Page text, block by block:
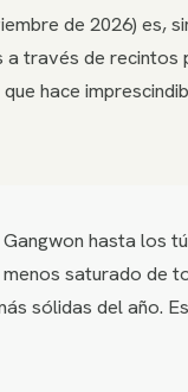
de 2026) es,
través de recintos
hace
hasta los
saturado de
sólidas del año.